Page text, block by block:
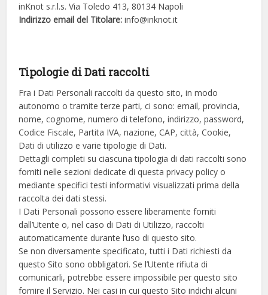
inKnot s.r.l.s. Via Toledo 413, 80134 Napoli
Indirizzo email del Titolare: info@inknot.it
Tipologie di Dati raccolti
Fra i Dati Personali raccolti da questo sito, in modo
autonomo o tramite terze parti, ci sono: email, provincia,
nome, cognome, numero di telefono, indirizzo, password,
Codice Fiscale, Partita IVA, nazione, CAP, città, Cookie,
Dati di utilizzo e varie tipologie di Dati.
Dettagli completi su ciascuna tipologia di dati raccolti sono
forniti nelle sezioni dedicate di questa privacy policy o
mediante specifici testi informativi visualizzati prima della
raccolta dei dati stessi.
I Dati Personali possono essere liberamente forniti
dall’Utente o, nel caso di Dati di Utilizzo, raccolti
automaticamente durante l’uso di questo sito.
Se non diversamente specificato, tutti i Dati richiesti da
questo Sito sono obbligatori. Se l’Utente rifiuta di
comunicarli, potrebbe essere impossibile per questo sito
fornire il Servizio. Nei casi in cui questo Sito indichi alcuni